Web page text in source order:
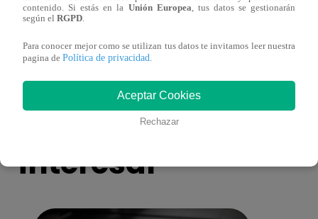
eres tú”: una historia de cartas y amor que
También te puede
interesar
contenido. Si estás en la Unión Europea, tus datos se gestionarán
según el RGPD.
Para conocer mejor como se utilizan tus datos te invitamos leer nuestra
pagina de Política de privacidad.
Aceptar Cookies
Rechazar